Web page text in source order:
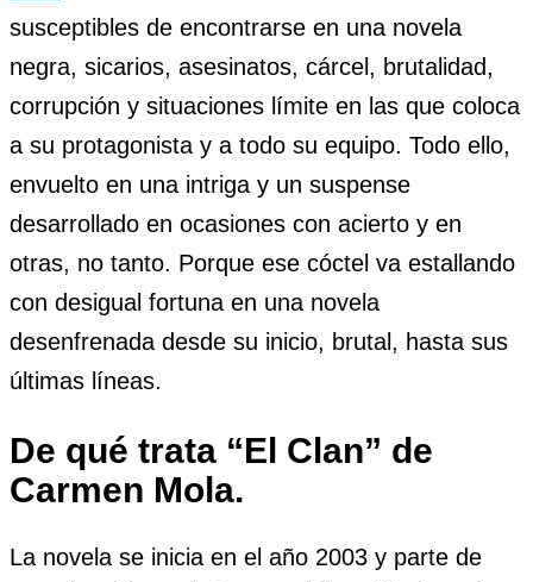
susceptibles de encontrarse en una novela
negra, sicarios, asesinatos, cárcel, brutalidad,
corrupción y situaciones límite en las que coloca
a su protagonista y a todo su equipo. Todo ello,
envuelto en una intriga y un suspense
desarrollado en ocasiones con acierto y en
otras, no tanto. Porque ese cóctel va estallando
con desigual fortuna en una novela
desenfrenada desde su inicio, brutal, hasta sus
últimas líneas.
De qué trata “El Clan” de
Carmen Mola.
La novela se inicia en el año 2003 y parte de